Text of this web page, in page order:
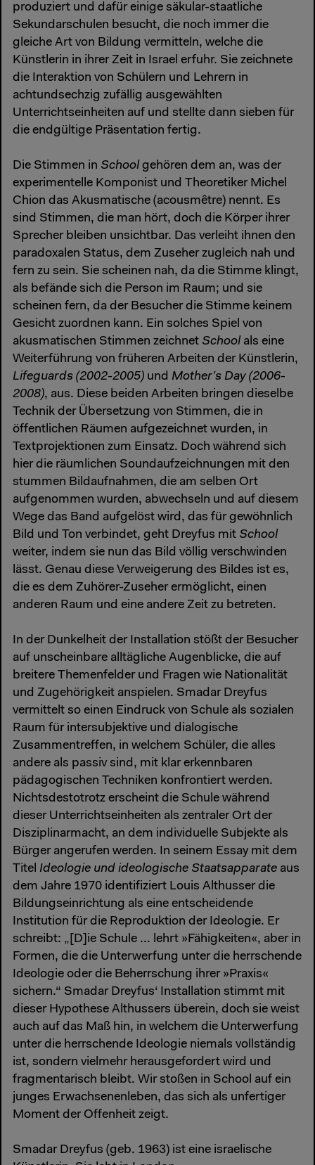
produziert und dafür einige säkular-staatliche
Sekundarschulen besucht, die noch immer die
gleiche Art von Bildung vermitteln, welche die
Künstlerin in ihrer Zeit in Israel erfuhr. Sie zeichnete
die Interaktion von Schülern und Lehrern in
achtundsechzig zufällig ausgewählten
Unterrichtseinheiten auf und stellte dann sieben für
die endgültige Präsentation fertig.
Die Stimmen in School gehören dem an, was der
experimentelle Komponist und Theoretiker Michel
Chion das Akusmatische (acousmêtre) nennt. Es
sind Stimmen, die man hört, doch die Körper ihrer
Sprecher bleiben unsichtbar. Das verleiht ihnen den
paradoxalen Status, dem Zuseher zugleich nah und
fern zu sein. Sie scheinen nah, da die Stimme klingt,
als befände sich die Person im Raum; und sie
scheinen fern, da der Besucher die Stimme keinem
Gesicht zuordnen kann. Ein solches Spiel von
akusmatischen Stimmen zeichnet School als eine
Weiterführung von früheren Arbeiten der Künstlerin,
Lifeguards (2002-2005) und Mother’s Day (2006-
2008), aus. Diese beiden Arbeiten bringen dieselbe
Technik der Übersetzung von Stimmen, die in
öffentlichen Räumen aufgezeichnet wurden, in
Textprojektionen zum Einsatz. Doch während sich
hier die räumlichen Soundaufzeichnungen mit den
stummen Bildaufnahmen, die am selben Ort
aufgenommen wurden, abwechseln und auf diesem
Wege das Band aufgelöst wird, das für gewöhnlich
Bild und Ton verbindet, geht Dreyfus mit School
weiter, indem sie nun das Bild völlig verschwinden
lässt. Genau diese Verweigerung des Bildes ist es,
die es dem Zuhörer-Zuseher ermöglicht, einen
anderen Raum und eine andere Zeit zu betreten.
In der Dunkelheit der Installation stößt der Besucher
auf unscheinbare alltägliche Augenblicke, die auf
breitere Themenfelder und Fragen wie Nationalität
und Zugehörigkeit anspielen. Smadar Dreyfus
vermittelt so einen Eindruck von Schule als sozialen
Raum für intersubjektive und dialogische
Zusammentreffen, in welchem Schüler, die alles
andere als passiv sind, mit klar erkennbaren
pädagogischen Techniken konfrontiert werden.
Nichtsdestotrotz erscheint die Schule während
dieser Unterrichtseinheiten als zentraler Ort der
Disziplinarmacht, an dem individuelle Subjekte als
Bürger angerufen werden. In seinem Essay mit dem
Titel Ideologie und ideologische Staatsapparate aus
dem Jahre 1970 identifiziert Louis Althusser die
Bildungseinrichtung als eine entscheidende
Institution für die Reproduktion der Ideologie. Er
schreibt: „[D]ie Schule ... lehrt »Fähigkeiten«, aber in
Formen, die die Unterwerfung unter die herrschende
Ideologie oder die Beherrschung ihrer »Praxis«
sichern.“ Smadar Dreyfus‘ Installation stimmt mit
dieser Hypothese Althussers überein, doch sie weist
auch auf das Maß hin, in welchem die Unterwerfung
unter die herrschende Ideologie niemals vollständig
ist, sondern vielmehr herausgefordert wird und
fragmentarisch bleibt. Wir stoßen in School auf ein
junges Erwachsenenleben, das sich als unfertiger
Moment der Offenheit zeigt.
Smadar Dreyfus (geb. 1963) ist eine israelische